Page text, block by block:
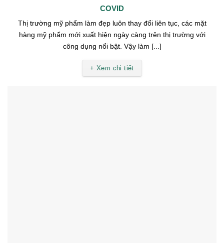
COVID
Thị trường mỹ phẩm làm đẹp luôn thay đổi liên tục, các mặt
hàng mỹ phẩm mới xuất hiện ngày càng trên thị trường với
công dụng nổi bật. Vậy làm [...]
+ Xem chi tiết